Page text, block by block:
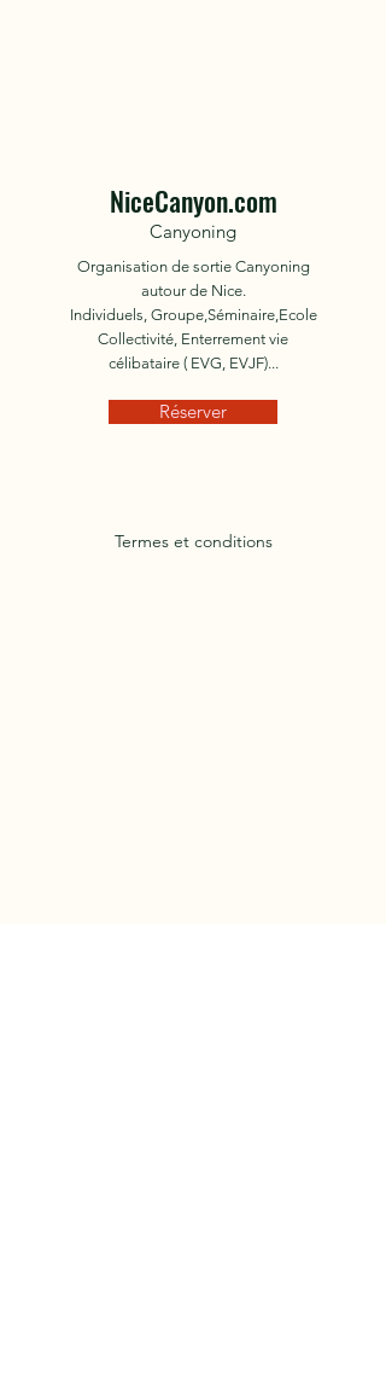
NiceCanyon.com
Canyoning
Organisation de sortie Canyoning
autour de Nice.
Individuels, Groupe,Séminaire,Ecole
Collectivité, Enterrement vie
célibataire ( EVG, EVJF)...
Réserver
Termes et conditions